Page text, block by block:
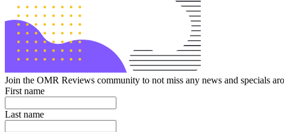
Join the OMR Reviews community to not miss any news and specials
First name
Last name